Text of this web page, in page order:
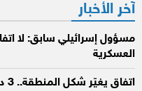
آخر الأخبار
مسؤول إسرائيلي سابق: لا
العسكرية
اتفاق يغيّر شكل المنطقة.. 3 دول كبرى تتعهد بالرد على أيّ هجوم